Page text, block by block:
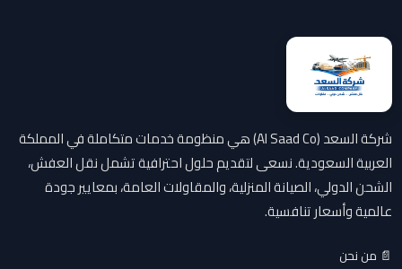
شركة السعد (Al Saad Co) هي منظومة خدمات متكاملة في المملكة
العربية السعودية. نسعى لتقديم حلول احترافية تشمل نقل العفش،
الشحن الدولي، الصيانة المنزلية، والمقاولات العامة، بمعايير جودة
عالمية وأسعار تنافسية.
📄 من نحن